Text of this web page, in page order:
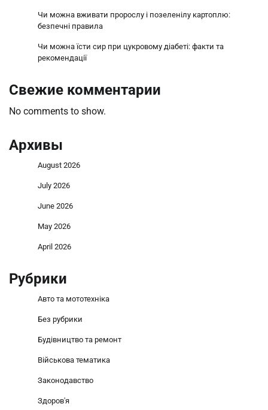
Чи можна вживати пророслу і позеленілу картоплю:
безпечні правила
Чи можна їсти сир при цукровому діабеті: факти та
рекомендації
Свежие комментарии
No comments to show.
Архивы
August 2026
July 2026
June 2026
May 2026
April 2026
Рубрики
Авто та мототехніка
Без рубрики
Будівництво та ремонт
Військова тематика
Законодавство
Здоров'я